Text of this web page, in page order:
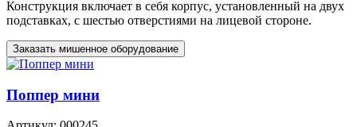
Конструкция включает в себя корпус, установленный на двух
подставках, с шестью отверстиями на лицевой стороне.
Заказать мишенное оборудование
Поппер мини